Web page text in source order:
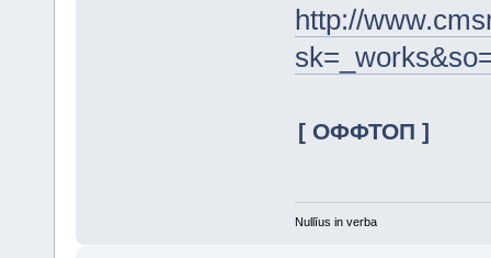
http://
[ ОФФТОП ]
Nullīus in verba